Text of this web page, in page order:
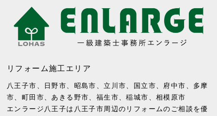
リフォーム施工エリア
八王子市 日野市 昭島市 立川市 国立市 府中市
多摩
市
町田市 あきる野市 福生市 、稲城市 、相模原市
エンラージ八王子は八王子市周辺のリフォームのご相談を優